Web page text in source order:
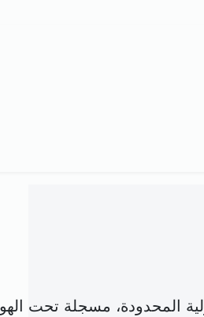
المحدودة، مسجلة تحت